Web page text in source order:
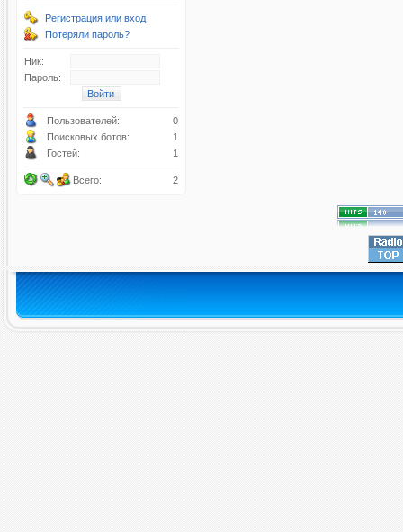
Регистрация или вход
Потеряли пароль?
Ник:
Пароль:
Пользователей:
0
Поисковых ботов:
1
Гостей:
1
Всего: 2